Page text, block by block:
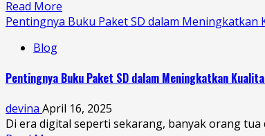
Read More
Pentingnya Buku Paket SD dalam Meningkatkan
Blog
Pentingnya Buku Paket SD dalam Meningkatkan
devina April 16, 2025
Di era digital seperti sekarang, banyak orang